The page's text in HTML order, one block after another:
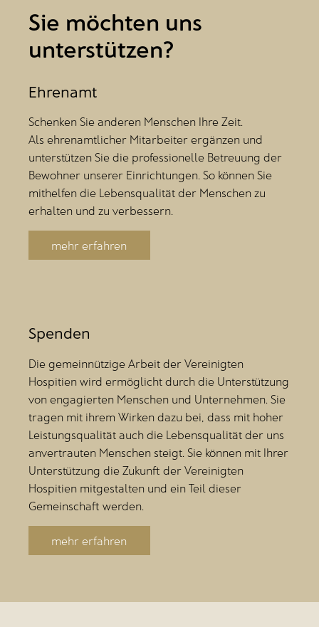
Sie möchten uns
unterstützen?
Ehrenamt
Schenken Sie anderen Menschen Ihre Zeit.
Als ehrenamtlicher Mitarbeiter ergänzen und
unterstützen Sie die professionelle Betreuung der
Bewohner unserer Einrichtungen. So können Sie
mithelfen die Lebensqualität der Menschen zu
erhalten und zu verbessern.
mehr erfahren
Spenden
Die gemeinnützige Arbeit der Vereinigten
Hospitien wird ermöglicht durch die Unterstützung
von engagierten Menschen und Unternehmen. Sie
tragen mit ihrem Wirken dazu bei, dass mit hoher
Leistungsqualität auch die Lebensqualität der uns
anvertrauten Menschen steigt. Sie können mit Ihrer
Unterstützung die Zukunft der Vereinigten
Hospitien mitgestalten und ein Teil dieser
Gemeinschaft werden.
mehr erfahren